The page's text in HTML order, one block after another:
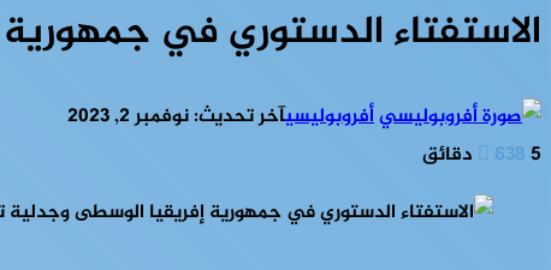
الاستفتاء الدستوري في
أفروبوليسيآخر تحديث: نوفمبر 2, 2023
6385 دقائق